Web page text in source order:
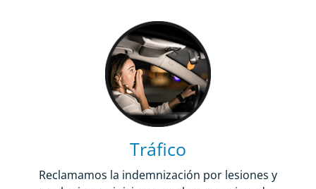
Tráfico
Reclamamos la indemnización por lesiones y